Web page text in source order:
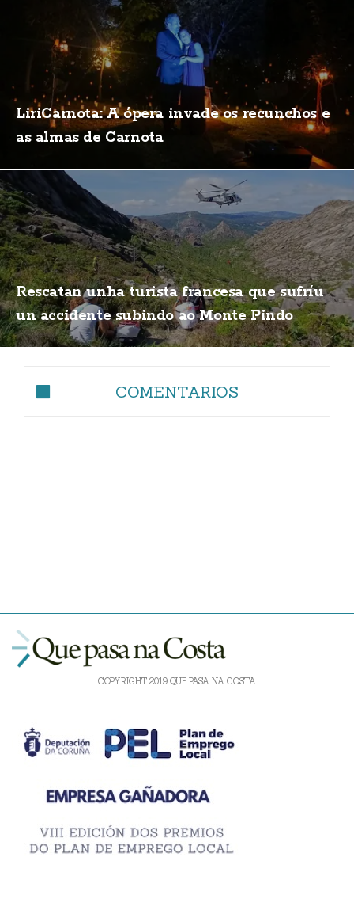
LiriCarnota: A ópera invade os recunchos e
as almas de Carnota
Rescatan unha turista francesa que sufríu
un accidente subindo ao Monte Pindo
COMENTARIOS
COPYRIGHT 2019 QUE PASA NA COSTA